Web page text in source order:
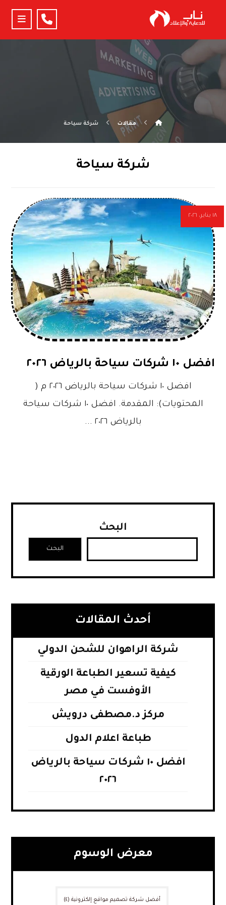
مقالات شركة سياحة
شركة سياحة
افضل ١٠ شركات سياحة بالرياض ٢٠٢٦
١٨ يناير، ٢٠٢٦
افضل ١٠ شركات سياحة بالرياض ٢٠٢٦ م (
المحتويات): المقدمة. افضل ١٠ شركات سياحة
بالرياض ٢٠٢٦ ...
البحث
البحث
أحدث المقالات
شركة الراهوان للشحن الدولي
كيفية تسعير الطباعة الورقية
الأوفست في مصر
مركز د.مصطفى درويش
طباعة اعلام الدول
افضل ١٠ شركات سياحة بالرياض
٢٠٢٦
معرض الوسوم
أفضل شركة تصميم مواقع إلكترونية (٤)